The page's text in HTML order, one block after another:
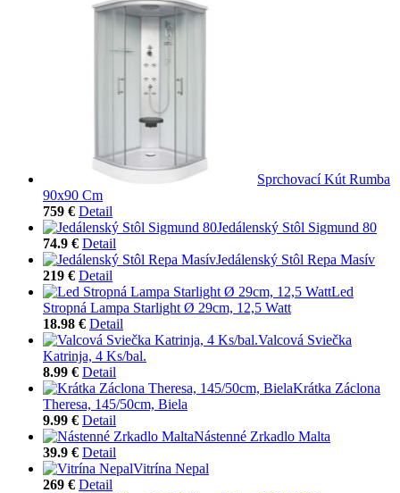
Sprchovací Kút Rumba
90x90 Cm
759 € Detail
Jedálenský Stôl Sigmund 80
74.9 € Detail
Jedálenský Stôl Repa Masív
219 € Detail
Led
Stropná Lampa Starlight Ø 29cm, 12,5 Watt
18.98 € Detail
Valcová Sviečka
Katrinja, 4 Ks/bal.
8.99 € Detail
Krátka Záclona
Theresa, 145/50cm, Biela
9.99 € Detail
Nástenné Zrkadlo Malta
39.9 € Detail
Vitrína Nepal
269 € Detail